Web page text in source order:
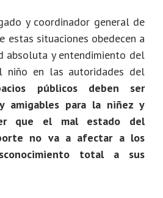
y coordinador general de
estas situaciones obedecen a
absoluta y entendimiento del
niño en las autoridades del
públicos deben ser
amigables para la niñez y
que el mal estado del
no va a afectar a los
total a sus